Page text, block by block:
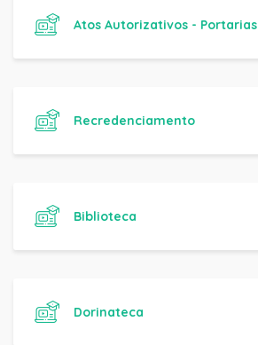
Atos Autorizativos - Portarias
Recredenciamento
Biblioteca
Dorinateca